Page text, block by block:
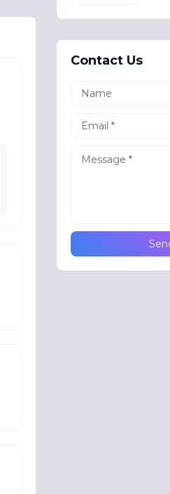
Contact Us